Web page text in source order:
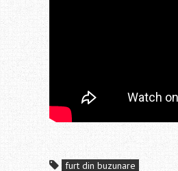
furt din buzunare